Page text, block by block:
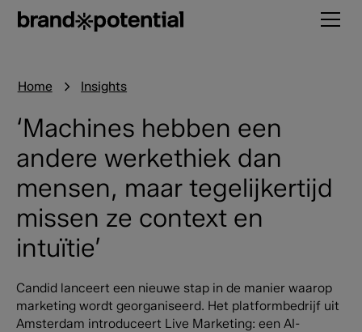
Home Insights
‘Machines hebben een
andere werkethiek dan
mensen, maar tegelijkertijd
missen ze context en
intuïtie’
Candid lanceert een nieuwe stap in de manier waarop
marketing wordt georganiseerd. Het platformbedrijf uit
Amsterdam introduceert Live Marketing: een AI-